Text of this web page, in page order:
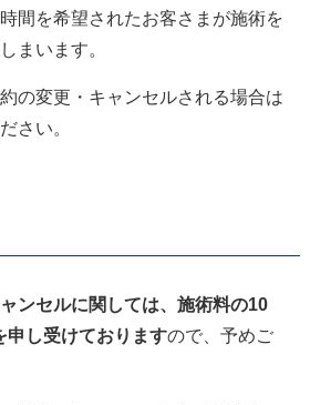
間を希望されたお客さまが施術を
まいます。
の変更・キャンセルされる場合は
さい。
ンセルに関しては、施術料の10
申し受けておりますので、予めご